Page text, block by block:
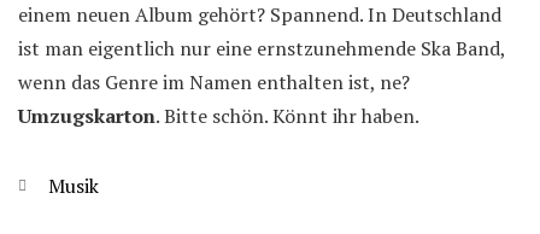
einem neuen Album gehört? Spannend. In Deutschland
ist man eigentlich nur eine ernstzunehmende Ska Band,
wenn das Genre im Namen enthalten ist, ne?
Umzugskarton. Bitte schön. Könnt ihr haben.
Kategorien
Musik